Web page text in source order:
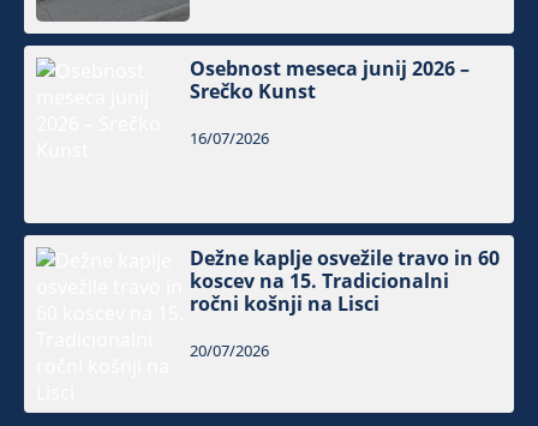
Osebnost meseca junij 2026 –
Srečko Kunst
16/07/2026
Dežne kaplje osvežile travo in 60
koscev na 15. Tradicionalni
ročni košnji na Lisci
20/07/2026